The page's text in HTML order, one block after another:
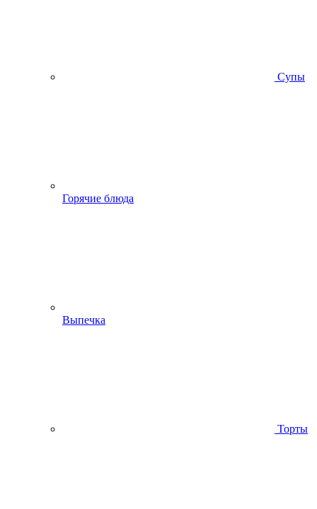
Супы
Горячие блюда
Выпечка
Торты